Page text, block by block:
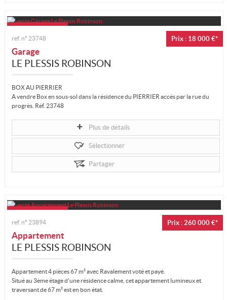
Prix : 18 000 €*
ref. n° 23748
Garage
LE PLESSIS ROBINSON
BOX AU PIERRIER
A vendre Box en sous-sol dans la résidence du PIERRIER accés par la rue du
progrès. Réf. 23748
Prix TTC et Honoraires à charge vendeur TTC...
Plus de détails
Sélectionner
Partager
Prix : 260 000 €*
ref. n° 23894
Appartement
LE PLESSIS ROBINSON
Appartement 4 pièces 67 m² avec Ravalement voté et payé.
Situé au 3ème étage d'une résidence calme, cet appartement lumineux et
traversant de 67 m² est en bon état.